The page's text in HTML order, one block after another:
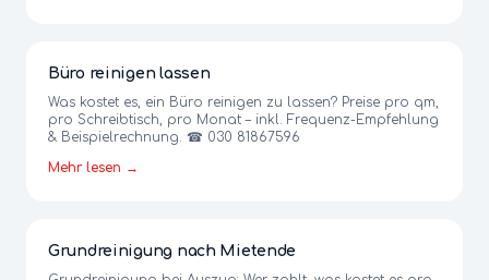
Büro reinigen lassen
Was kostet es, ein Büro reinigen zu lassen? Preise pro qm,
pro Schreibtisch, pro Monat – inkl. Frequenz-Empfehlung
& Beispielrechnung. ☎ 030 81867596
Mehr lesen →
Grundreinigung nach Mietende